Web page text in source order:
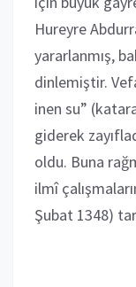
Hureyre
yararlanmış,
dinlemiştir.
inen su”
giderek
oldu. Buna
ilmî
Şubat 1348)